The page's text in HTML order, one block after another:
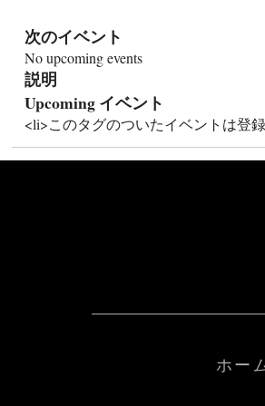
次のイベント
No upcoming events
説明
Upcoming イベント
<li>このタグのついたイベントは登
ホー